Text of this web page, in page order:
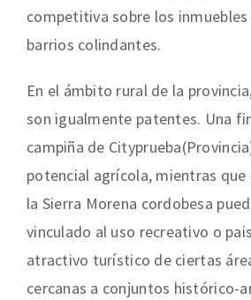
competitiva sobre los
barrios colindantes.
En el ámbito rural de la
son igualmente patentes. Una
campiña de
potencial agrícola, mientras que
la Sierra Morena cordobesa
vinculado al uso recreativo o
atractivo turístico de ciertas
cercanas a conjuntos histórico-